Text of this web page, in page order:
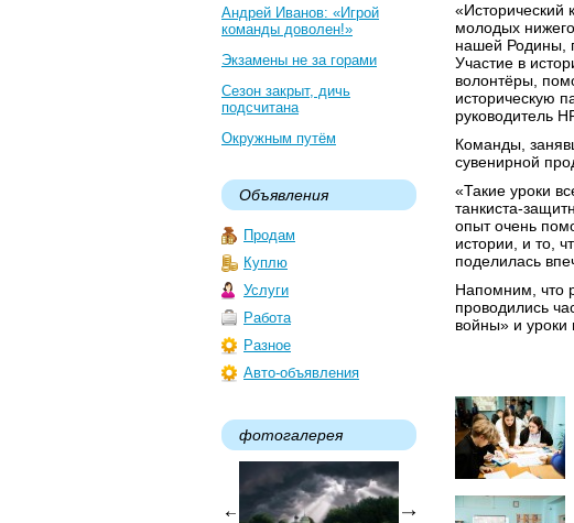
Андрей Иванов: «Игрой
команды доволен!»
Экзамены не за горами
Сезон закрыт, дичь
подсчитана
Окружным путём
Объявления
Продам
Куплю
Услуги
Работа
Разное
Авто-объявления
фотогалерея
«Исторический
молодых
нашей Родины,
Участие в
волонтёры,
историческую
руководитель
Команды,
сувенирной
«Такие уроки
танкиста-
опыт очень
истории, и то,
поделилась
Напомним, что
проводились
войны» и уроки